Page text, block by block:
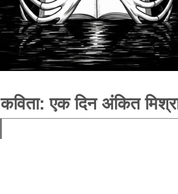
कविता: एक दिन अंकित